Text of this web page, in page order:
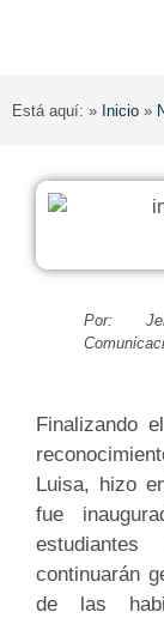
Está aquí: » Inicio »
Por:
Finalizando
Luisa, hizo
fue
continuarán
de las